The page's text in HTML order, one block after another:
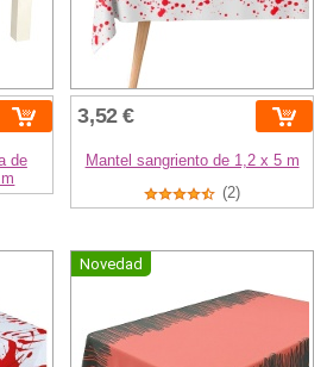
de
3,52 €
Mantel sangriento de 1,2 x 5 m
(2)
Novedad